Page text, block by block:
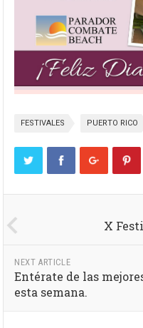
FESTIVALES PUERTO RICO
X
NEXT ARTICLE
Entérate de las
esta semana.